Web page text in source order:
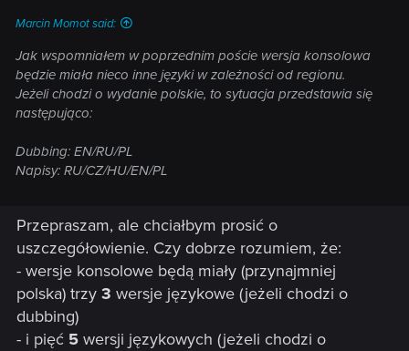
Marcin Momot said:
Jak wspomniałem w poprzednim poście wersja konsolowa
będzie miała nieco inne języki w zależności od regionu.
Jeżeli chodzi o wydanie polskie, to sytuacja przedstawia się
następująco:
Dubbing: EN/RU/PL
Napisy: RU/CZ/HU/EN/PL
Przepraszam, ale chciałbym prosić o
uszczegółowienie. Czy dobrze rozumiem, że:
- wersje konsolowe będą miały (przynajmniej
polska) trzy 3 wersje językowe (jeżeli chodzi o
dubbing)
- i pięć 5 wersji językowych (jeżeli chodzi o